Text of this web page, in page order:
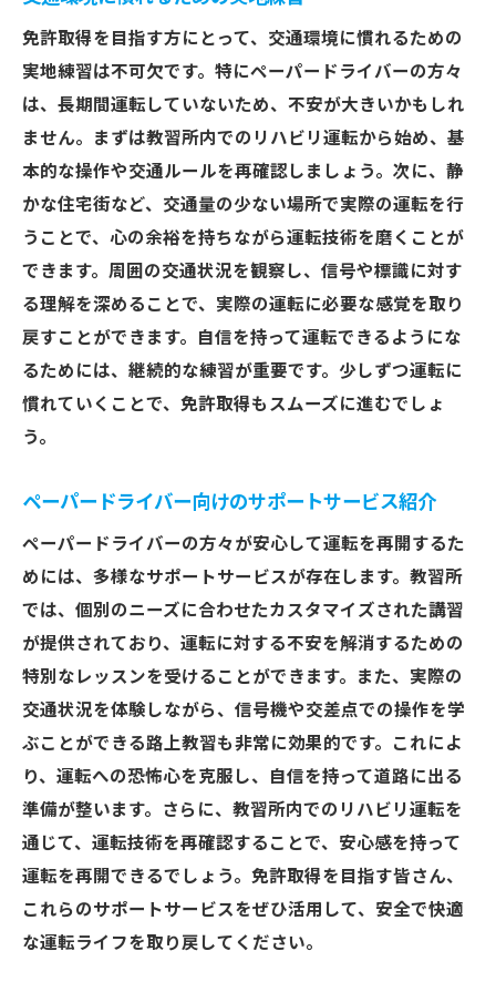
免許取得を目指す方にとって、交通環境に慣れるための
実地練習は不可欠です。特にペーパードライバーの方々
は、長期間運転していないため、不安が大きいかもしれ
ません。まずは教習所内でのリハビリ運転から始め、基
本的な操作や交通ルールを再確認しましょう。次に、静
かな住宅街など、交通量の少ない場所で実際の運転を行
うことで、心の余裕を持ちながら運転技術を磨くことが
できます。周囲の交通状況を観察し、信号や標識に対す
る理解を深めることで、実際の運転に必要な感覚を取り
戻すことができます。自信を持って運転できるようにな
るためには、継続的な練習が重要です。少しずつ運転に
慣れていくことで、免許取得もスムーズに進むでしょ
う。
ペーパードライバー向けのサポートサービス紹介
ペーパードライバーの方々が安心して運転を再開するた
めには、多様なサポートサービスが存在します。教習所
では、個別のニーズに合わせたカスタマイズされた講習
が提供されており、運転に対する不安を解消するための
特別なレッスンを受けることができます。また、実際の
交通状況を体験しながら、信号機や交差点での操作を学
ぶことができる路上教習も非常に効果的です。これによ
り、運転への恐怖心を克服し、自信を持って道路に出る
準備が整います。さらに、教習所内でのリハビリ運転を
通じて、運転技術を再確認することで、安心感を持って
運転を再開できるでしょう。免許取得を目指す皆さん、
これらのサポートサービスをぜひ活用して、安全で快適
な運転ライフを取り戻してください。